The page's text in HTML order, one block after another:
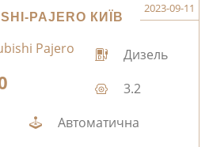
PAJERO КИЇВ
2023-09-11
Дизель
3.2
Автоматична